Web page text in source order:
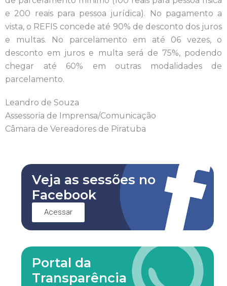
e 200 reais para pessoa jurídica). No pagamento a
vista, o REFIS concede até 90% de desconto dos juros
e multas. No parcelamento em até 06 vezes, o
desconto em juros e multa será de 75%, podendo
chegar até 60% em outras modalidades de
parcelamento.
Leandro de Souza
Assessoria de Imprensa/Comunicação
Câmara de Vereadores de Piratuba
Veja as sessões no
Facebook
Acessar
Portal da
Transparência